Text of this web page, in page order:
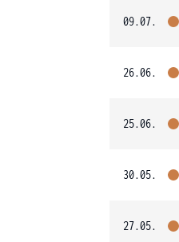
09.07.
26.06.
25.06.
30.05.
27.05.